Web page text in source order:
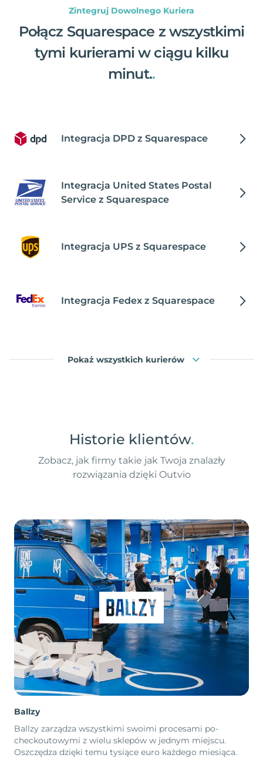
Zintegruj Dowolnego Kuriera
Połącz Squarespace z wszystkimi
tymi kurierami w ciągu kilku
minut..
Integracja DPD z Squarespace
Integracja United States Postal
Service z Squarespace
Integracja UPS z Squarespace
Integracja Fedex z Squarespace
Pokaż wszystkich kurierów
Historie klientów.
Zobacz, jak firmy takie jak Twoja znalazły
rozwiązania dzięki Outvio
Ballzy
Ballzy zarządza wszystkimi swoimi procesami po-
checkoutowymi z wielu sklepów w jednym miejscu.
Oszczędza dzięki temu tysiące euro każdego miesiąca.